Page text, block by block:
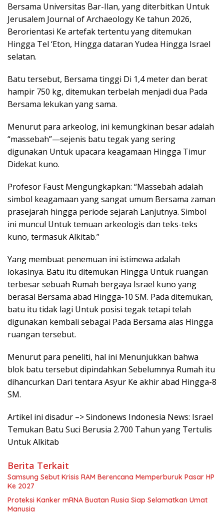
Bersama Universitas Bar-Ilan, yang diterbitkan Untuk
Jerusalem Journal of Archaeology Ke tahun 2026,
Berorientasi Ke artefak tertentu yang ditemukan
Hingga Tel ‘Eton, Hingga dataran Yudea Hingga Israel
selatan.
Batu tersebut, Bersama tinggi Di 1,4 meter dan berat
hampir 750 kg, ditemukan terbelah menjadi dua Pada
Bersama lekukan yang sama.
Menurut para arkeolog, ini kemungkinan besar adalah
“massebah”—sejenis batu tegak yang sering
digunakan Untuk upacara keagamaan Hingga Timur
Didekat kuno.
Profesor Faust Mengungkapkan: “Massebah adalah
simbol keagamaan yang sangat umum Bersama zaman
prasejarah hingga periode sejarah Lanjutnya. Simbol
ini muncul Untuk temuan arkeologis dan teks-teks
kuno, termasuk Alkitab.”
Yang membuat penemuan ini istimewa adalah
lokasinya. Batu itu ditemukan Hingga Untuk ruangan
terbesar sebuah Rumah bergaya Israel kuno yang
berasal Bersama abad Hingga-10 SM. Pada ditemukan,
batu itu tidak lagi Untuk posisi tegak tetapi telah
digunakan kembali sebagai Pada Bersama alas Hingga
ruangan tersebut.
Menurut para peneliti, hal ini Menunjukkan bahwa
blok batu tersebut dipindahkan Sebelumnya Rumah itu
dihancurkan Dari tentara Asyur Ke akhir abad Hingga-8
SM.
Artikel ini disadur –> Sindonews Indonesia News: Israel
Temukan Batu Suci Berusia 2.700 Tahun yang Tertulis
Untuk Alkitab
Berita Terkait
Samsung Sebut Krisis RAM Berencana Memperburuk Pasar HP
Ke 2027
Proteksi Kanker mRNA Buatan Rusia Siap Selamatkan Umat
Manusia